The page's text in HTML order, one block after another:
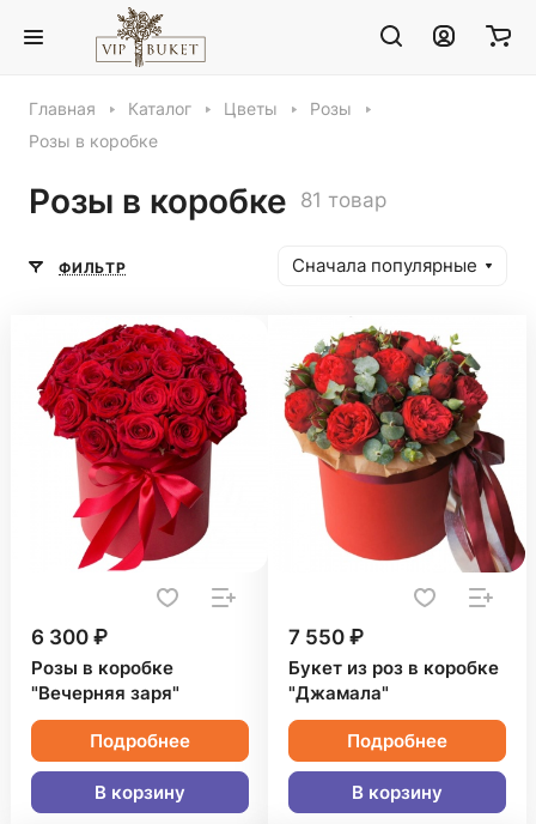
Главная Каталог Цветы
Розы
Розы в коробке
Розы в коробке 81 товар
ФИЛЬТР Сначала популярные
6 300 ₽
Розы в коробке
"Вечерняя заря"
Подробнее
В корзину
7 550 ₽
Букет из роз в коробке
"Джамала"
Подробнее
В корзину